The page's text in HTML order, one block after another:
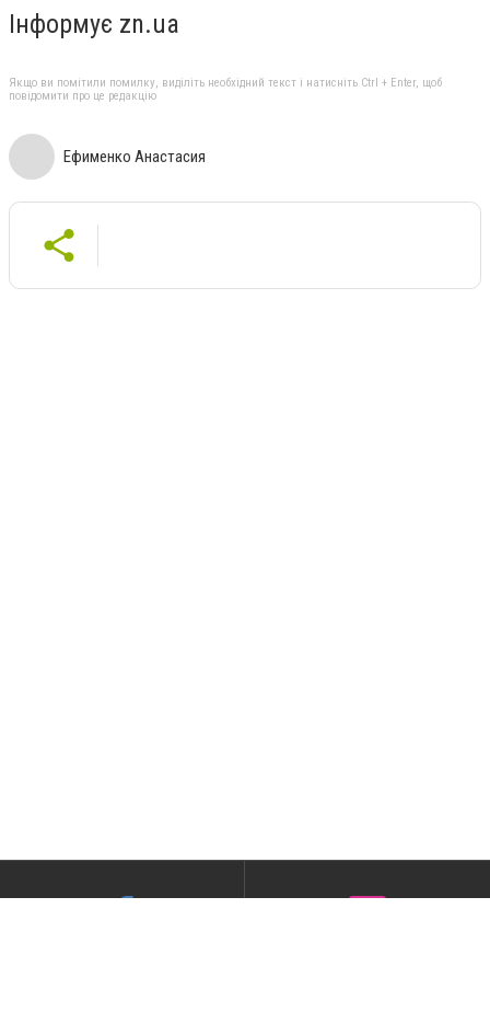
Інформує zn.ua
Якщо ви помітили помилку, виділіть необхідний текст і натисніть Ctrl + Enter, щоб
повідомити про це редакцію
Ефименко Анастасия